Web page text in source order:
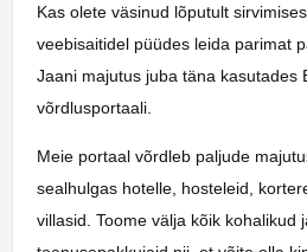
Kas olete väsinud lõputult
veebisaitidel püüdes leida parimat
Jaani majutus juba täna kasutades
võrdlusportaali.
Meie portaal võrdleb paljude
sealhulgas hotelle, hosteleid,
villasid. Toome välja kõik kohalikud